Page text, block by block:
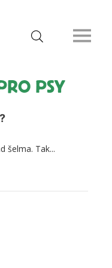
PSY
šelma. Tak...